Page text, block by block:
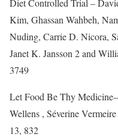
Diet Controlled Trial –
Kim, Ghassan Wahbeh,
Nuding, Carrie D. Nicora,
Janet K. Jansson 2 and
3749
Let Food Be Thy
Wellens , Séverine
13, 832